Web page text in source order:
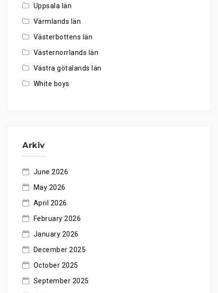
Uppsala län
Värmlands län
Västerbottens län
Västernorrlands län
Västra götalands län
White boys
Arkiv
June 2026
May 2026
April 2026
February 2026
January 2026
December 2025
October 2025
September 2025